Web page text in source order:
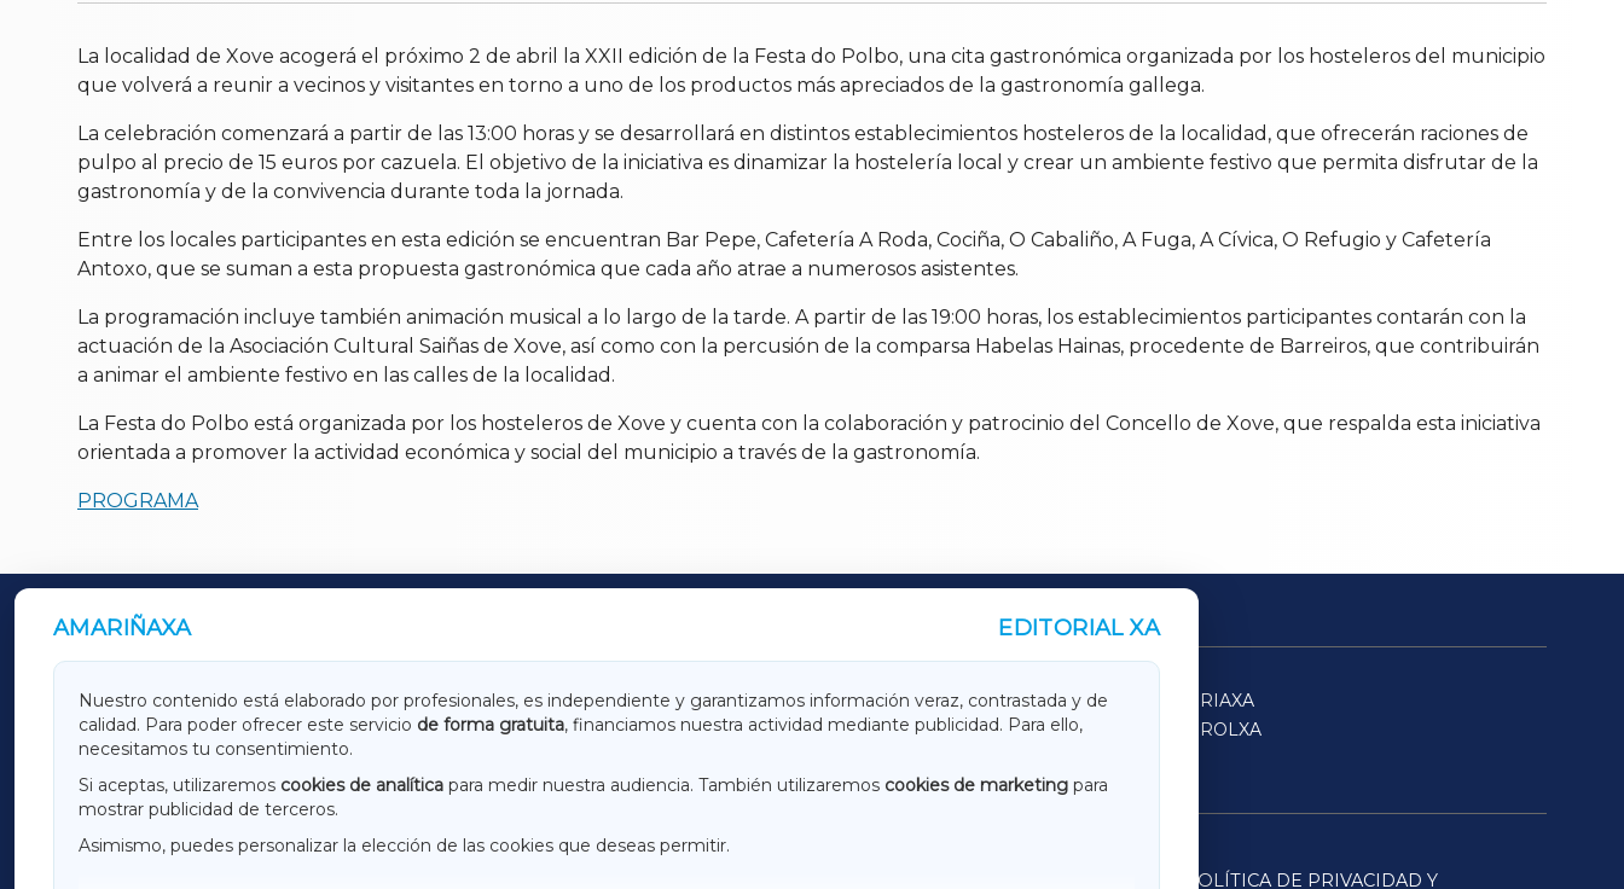
La localidad de Xove acogerá el próximo 2 de abril la XXII edición de la Festa do Polbo, una cita gastronómica organizada por los hosteleros del municipio
que volverá a reunir a vecinos y visitantes en torno a uno de los productos más apreciados de la gastronomía gallega.
La celebración comenzará a partir de las 13:00 horas y se desarrollará en distintos establecimientos hosteleros de la localidad, que ofrecerán raciones de
pulpo al precio de 15 euros por cazuela. El objetivo de la iniciativa es dinamizar la hostelería local y crear un ambiente festivo que permita disfrutar de la
gastronomía y de la convivencia durante toda la jornada.
Entre los locales participantes en esta edición se encuentran Bar Pepe, Cafetería A Roda, Cociña, O Cabaliño, A Fuga, A Cívica, O Refugio y Cafetería
Antoxo, que se suman a esta propuesta gastronómica que cada año atrae a numerosos asistentes.
La programación incluye también animación musical a lo largo de la tarde. A partir de las 19:00 horas, los establecimientos participantes contarán con la
actuación de la Asociación Cultural Saiñas de Xove, así como con la percusión de la comparsa Habelas Hainas, procedente de Barreiros, que contribuirán
a animar el ambiente festivo en las calles de la localidad.
La Festa do Polbo está organizada por los hosteleros de Xove y cuenta con la colaboración y patrocinio del Concello de Xove, que respalda esta iniciativa
orientada a promover la actividad económica y social del municipio a través de la gastronomía.
PROGRAMA
AMARIÑAXA EDITORIAL XA
Nuestro contenido está elaborado por profesionales, es independiente y garantizamos información veraz, contrastada y de
calidad. Para poder ofrecer este servicio de forma gratuita, financiamos nuestra actividad mediante publicidad. Para ello,
necesitamos tu consentimiento.
Si aceptas, utilizaremos cookies de analítica para medir nuestra audiencia. También utilizaremos cookies de marketing para
mostrar publicidad de terceros.
Asimismo, puedes personalizar la elección de las cookies que deseas permitir.
OUTROS PERIÓDICOS
GALICIAXA LUGOXA TERRACHAXA
SARRIAXA
AMARIÑAXA
RIBEIRASACRAXA ACORUÑAXA
FERROLXA
OURENSEXA
POLÍTICA DE PRIVACIDAD Y